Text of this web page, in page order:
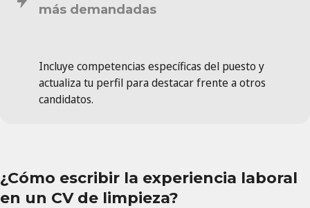
más demandadas
Incluye competencias específicas del puesto y
actualiza tu perfil para destacar frente a otros
candidatos.
¿Cómo escribir la experiencia laboral
en un CV de limpieza?